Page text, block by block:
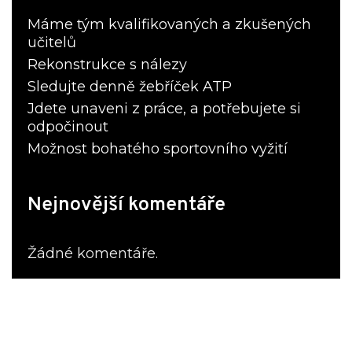
Máme tým kvalifikovaných a zkušených
učitelů
Rekonstrukce s nálezy
Sledujte denně žebříček ATP
Jdete unaveni z práce, a potřebujete si
odpočinout
Možnost bohatého sportovního vyžití
Nejnovější komentáře
Žádné komentáře.